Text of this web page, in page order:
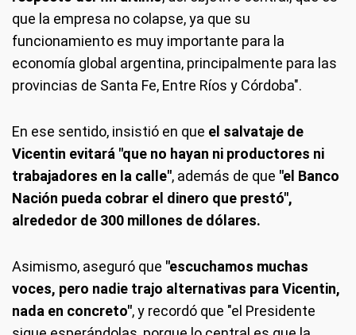
que la empresa no colapse, ya que su
funcionamiento es muy importante para la
economía global argentina, principalmente para las
provincias de Santa Fe, Entre Ríos y Córdoba".
En ese sentido, insistió en que el salvataje de
Vicentin evitará "que no hayan ni productores ni
trabajadores en la calle", además de que "el Banco
Nación pueda cobrar el dinero que prestó",
alrededor de 300 millones de dólares.
Asimismo, aseguró que "escuchamos muchas
voces, pero nadie trajo alternativas para Vicentin,
nada en concreto", y recordó que "el Presidente